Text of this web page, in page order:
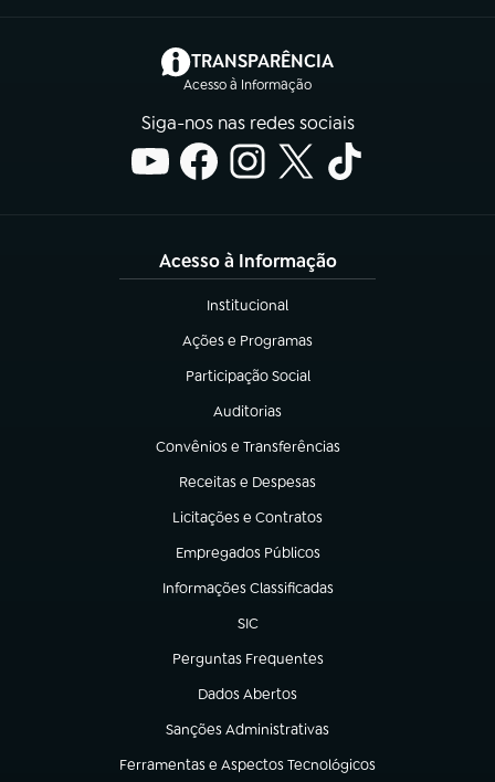
TRANSPARÊNCIA
Acesso à Informação
(abre em nova aba)
Siga-nos nas redes sociais
Acesso à Informação
Institucional
(abre em nova aba)
Ações e Programas
(abre em nova aba)
Participação Social
(abre em nova aba)
Auditorias
(abre em nova aba)
Convênios e Transferências
(abre em nova aba)
Receitas e Despesas
(abre em nova aba)
Licitações e Contratos
(abre em nova aba)
Empregados Públicos
(abre em nova aba)
Informações Classificadas
(abre em nova aba)
SIC
(abre em nova aba)
Perguntas Frequentes
(abre em nova aba)
Dados Abertos
(abre em nova aba)
Sanções Administrativas
(abre em nova aba)
Ferramentas e Aspectos Tecnológicos
(abre em nova aba)